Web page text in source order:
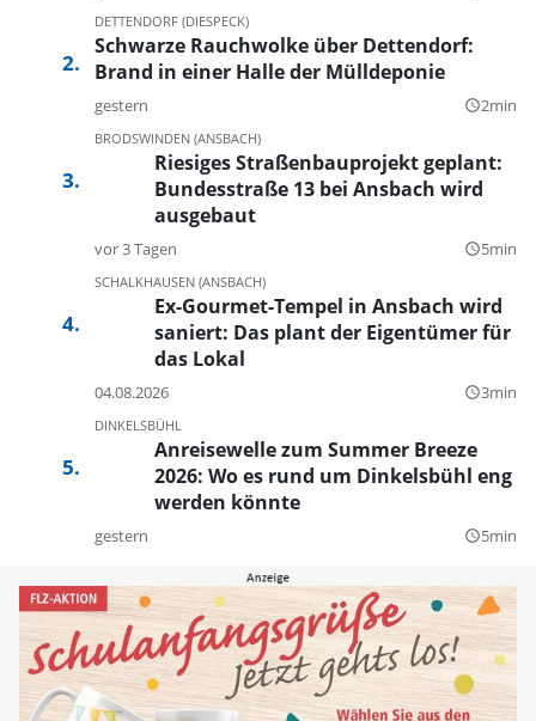
DETTENDORF (DIESPECK)
Schwarze Rauchwolke über Dettendorf:
Brand in einer Halle der Mülldeponie
gestern query_builder2min
BRODSWINDEN (ANSBACH)
Riesiges Straßenbauprojekt geplant:
Bundesstraße 13 bei Ansbach wird
ausgebaut
vor 3 Tagen query_builder5min
SCHALKHAUSEN (ANSBACH)
Ex-Gourmet-Tempel in Ansbach wird
saniert: Das plant der Eigentümer für
das Lokal
04.08.2026 query_builder3min
DINKELSBÜHL
Anreisewelle zum Summer Breeze
2026: Wo es rund um Dinkelsbühl eng
werden könnte
gestern query_builder5min